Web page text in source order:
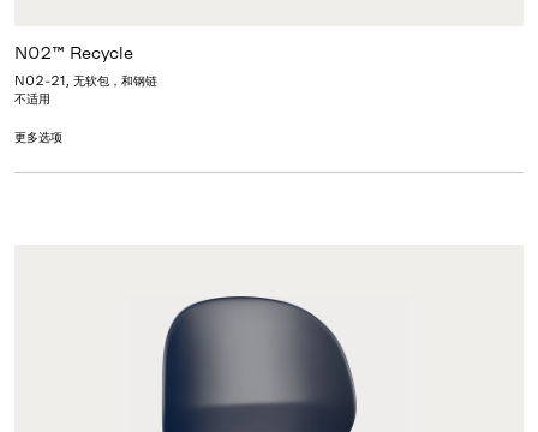
N02™ Recycle
N02-21, 无软包，和钢链
不适用
更多选项